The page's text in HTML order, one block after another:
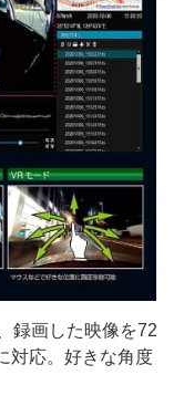
録画した映像を72
対応。好きな角度